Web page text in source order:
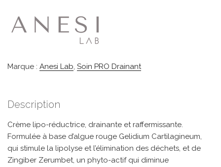
Marque : Anesi Lab, Soin PRO Drainant
Description
Crème lipo-réductrice, drainante et raffermissante.
Formulée à base d’algue rouge Gelidium Cartilagineum,
qui stimule la lipolyse et l’élimination des déchets, et de
Zingiber Zerumbet, un phyto-actif qui diminue